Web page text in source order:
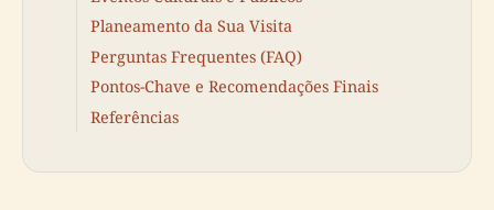
Planeamento da Sua Visita
Perguntas Frequentes (FAQ)
Pontos-Chave e Recomendações Finais
Referências